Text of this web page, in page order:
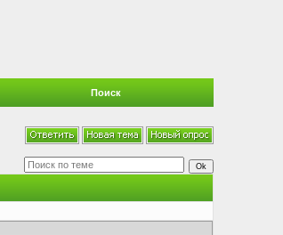
Поиск